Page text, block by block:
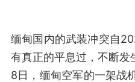
缅甸国内的武装冲突自
有真正的平息过，不断发
8日，缅甸空军的一架战